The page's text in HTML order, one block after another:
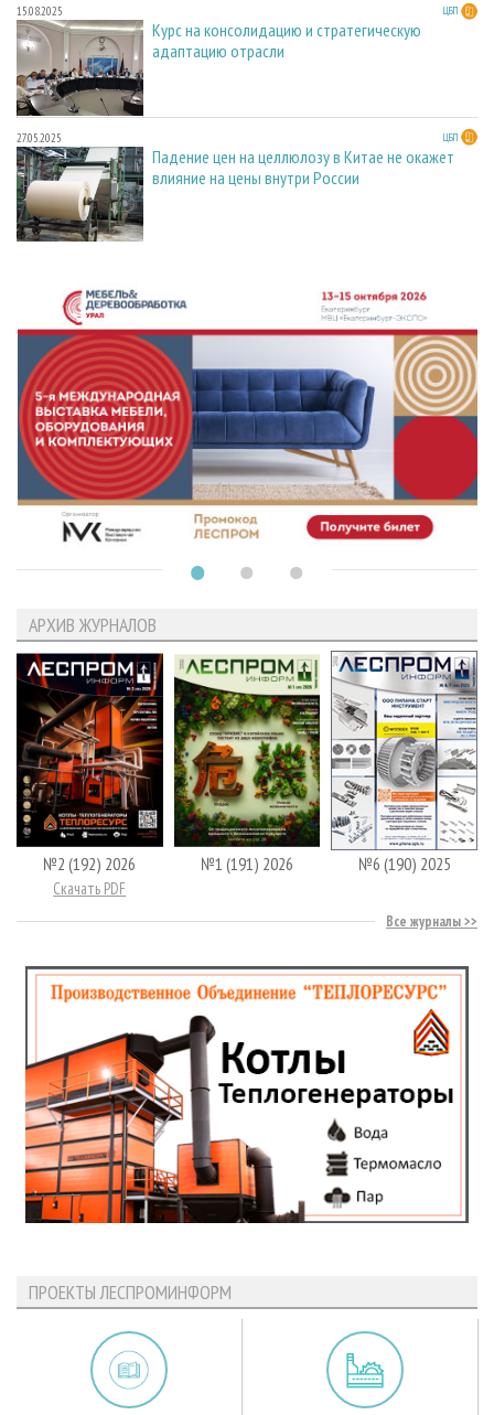
15.08.2025 ЦБП
Курс на консолидацию и стратегическую
адаптацию отрасли
27.05.2025 ЦБП
Падение цен на целлюлозу в Китае не окажет
влияние на цены внутри России
АРХИВ ЖУРНАЛОВ
№2 (192) 2026
Скачать PDF
№1 (191) 2026 №6 (190) 2025
Все журналы
ПРОЕКТЫ ЛЕСПРОМИНФОРМ